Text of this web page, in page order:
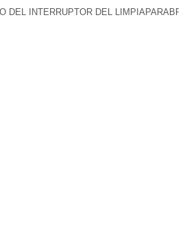
DEL INTERRUPTOR DEL